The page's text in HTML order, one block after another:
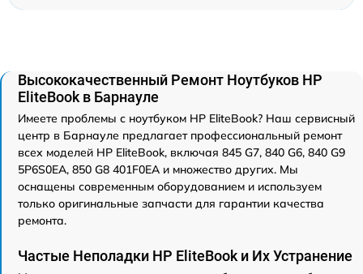
Высококачественный Ремонт Ноутбуков HP
EliteBook в Барнауле
Имеете проблемы с ноутбуком HP EliteBook? Наш сервисный
центр в Барнауле предлагает профессиональный ремонт
всех моделей HP EliteBook, включая 845 G7, 840 G6, 840 G9
5P6S0EA, 850 G8 401F0EA и множество других. Мы
оснащены современным оборудованием и используем
только оригинальные запчасти для гарантии качества
ремонта.
Частые Неполадки HP EliteBook и Их Устранение